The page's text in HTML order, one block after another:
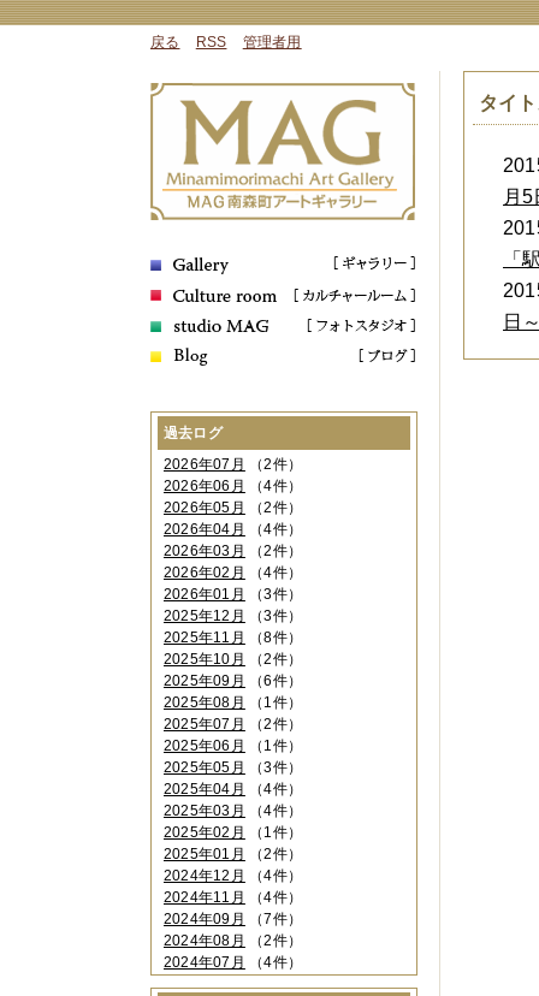
戻る RSS 管理者用
タイ
月
「
日
過去ログ
2026年07月
（2件）
2026年06月
（4件）
2026年05月
（2件）
2026年04月
（4件）
2026年03月
（2件）
2026年02月
（4件）
2026年01月
（3件）
2025年12月
（3件）
2025年11月
（8件）
2025年10月
（2件）
2025年09月
（6件）
2025年08月
（1件）
2025年07月
（2件）
2025年06月
（1件）
2025年05月
（3件）
2025年04月
（4件）
2025年03月
（4件）
2025年02月
（1件）
2025年01月
（2件）
2024年12月
（4件）
2024年11月
（4件）
2024年09月
（7件）
2024年08月
（2件）
2024年07月
（4件）
2024年06月（4件）